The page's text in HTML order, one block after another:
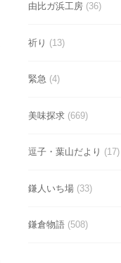
由比ガ浜工房(36)
祈り (13)
緊急 (4)
美味探求(669)
逗子・葉山だより (17)
鎌人いち場(33)
鎌倉物語(508)